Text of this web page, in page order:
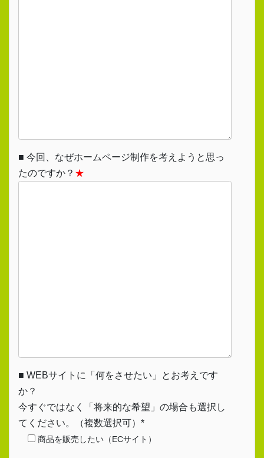
■ 今回、なぜホームページ制作を考えようと思っ
たのですか？ ★
■ WEBサイトに「何をさせたい」とお考えです
か？
今すぐではなく「将来的な希望」の場合も選択し
てください。（複数選択可）*
商品を販売したい（ECサイト）